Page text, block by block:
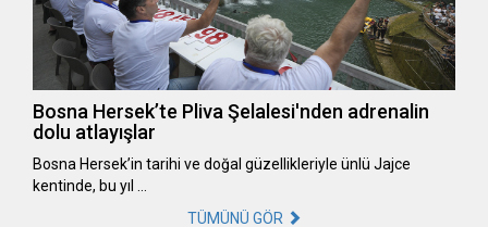
Bosna Hersek’te Pliva Şelalesi'nden adrenalin
dolu atlayışlar
Bosna Hersek’in tarihi ve doğal güzellikleriyle ünlü Jajce
kentinde, bu yıl …
TÜMÜNÜ GÖR